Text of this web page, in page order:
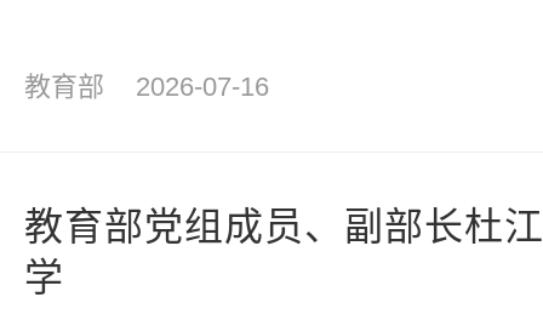
教育部 2026-07-16
教育部党组成员、副部长杜
学